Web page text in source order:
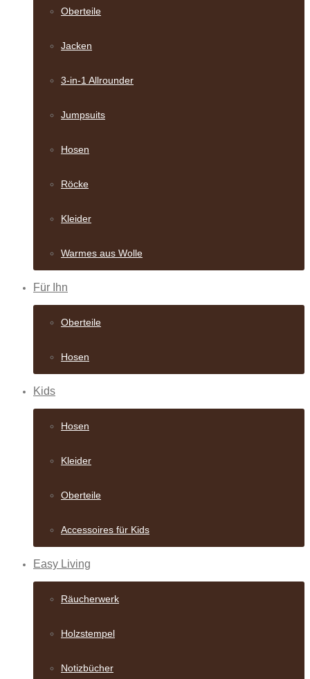
Oberteile
Jacken
3-in-1 Allrounder
Jumpsuits
Hosen
Röcke
Kleider
Warmes aus Wolle
Für Ihn
Oberteile
Hosen
Kids
Hosen
Kleider
Oberteile
Accessoires für Kids
Easy Living
Räucherwerk
Holzstempel
Notizbücher